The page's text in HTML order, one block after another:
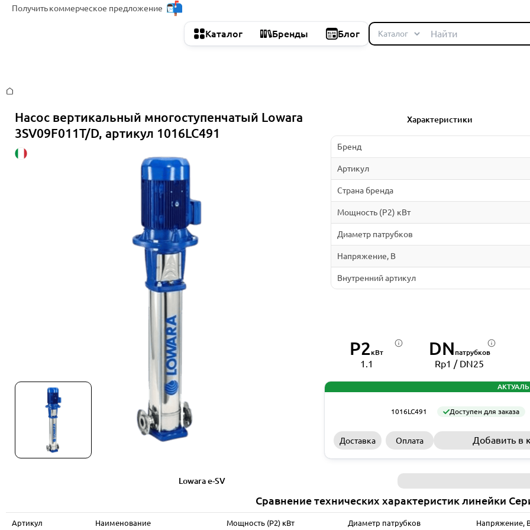
Получитькоммерческое предложение
Каталог Бренды Блог
Насос вертикальный многоступенчатый Lowara
3SV09F011T/D, артикул 1016LC491
Характеристики
Бренд
Артикул
Страна бренда
Мощность (P2) кВт
Диаметр патрубков
Напряжение, В
Внутренний артикул
P2кВт
1.1
DN патрубков
Rp1 / DN25
1016LC491 Доступен для заказа
Доставка Оплата Добавить в
Lowara e-SV
Сравнение технических характеристик линейки
Артикул Наименование Мощность (P2) кВт Диаметр патрубков Напряжение,